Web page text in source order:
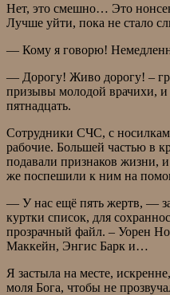
Нет, это смешно… Это
Лучше уйти, пока не стало
— Кому я говорю!
— Дорогу! Живо дорогу! –
призывы молодой врачихи, и
пятнадцать.
Сотрудники СЧС, с
рабочие. Большей частью в
подавали признаков жизни,
же поспешили к ним на
— У нас ещё пять жертв, —
куртки список, для
прозрачный файл. – Уорен
Маккейн, Энгис Барк и…
Я застыла на месте,
моля Бога, чтобы не